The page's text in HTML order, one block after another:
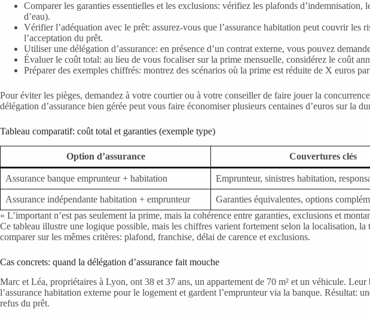
Comparer les garanties essentielles et les exclusions: vérifiez les plafonds
d’eau).
Vérifier l’adéquation avec le prêt: assurez-vous que l’assurance habitation peut couvrir les
l’acceptation du prêt.
Utiliser une délégation d’assurance: en présence d’un contrat externe, vous pouvez
Évaluer le coût total: au lieu de vous focaliser sur la prime mensuelle, considérez le coût
Préparer des exemples chiffrés: montrez des scénarios où la prime est réduite de X euros
Pour éviter les pièges, demandez à votre courtier ou à votre conseiller de faire jouer la
délégation d’assurance bien gérée peut vous faire économiser plusieurs centaines d’euros sur la
Tableau comparatif: coût total et garanties (exemple type)
Option d’assurance Couvertures clés
Assurance banque emprunteur + habitation Emprunteur, sinistres habitation,
Assurance indépendante habitation + emprunteur Garanties équivalentes, options
« L’important n’est pas seulement la prime, mais la cohérence entre garanties, exclusions et
Ce tableau illustre une logique possible, mais les chiffres varient fortement selon la localisation,
comparer sur les mêmes critères: plafond, franchise, délai de carence et exclusions.
Cas concrets: quand la délégation d’assurance fait mouche
Marc et Léa, propriétaires à Lyon, ont 38 et 37 ans, un appartement de 70 m² et un véhicule.
l’assurance habitation externe pour le logement et gardent l’emprunteur via la banque. Résultat:
refus du prêt.